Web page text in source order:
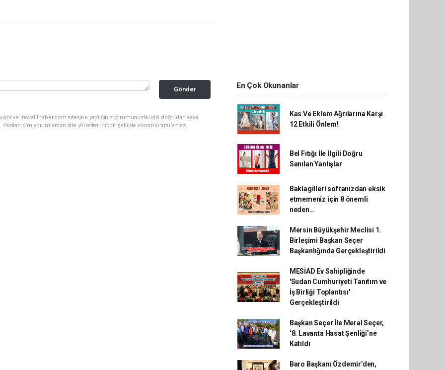
Gönder
ve inovatifhaber.com sitesine yaptığınız yorumunuzla ilgili doğrudan veya
Yazılan tüm yorumlardan site yönetimi hiçbir şekilde sorumlu tutulamaz.
En Çok Okunanlar
Kas Ve Eklem Ağrılarına Karşı
12 Etkili Önlem!
Bel Fıtığı İle İlgili Doğru
Sanılan Yanlışlar
Baklagilleri sofranızdan eksik
etmemeniz için 8 önemli
neden…
Mersin Büyükşehir Meclisi 1.
Birleşimi Başkan Seçer
Başkanlığında Gerçekleştirildi
MESİAD Ev Sahipliğinde
'Sudan Cumhuriyeti Tanıtım ve
İş Birliği Toplantısı'
Gerçekleştirildi
Başkan Seçer İle Meral Seçer,
‘8. Lavanta Hasat Şenliği’ne
Katıldı
Baro Başkanı Özdemir’den,